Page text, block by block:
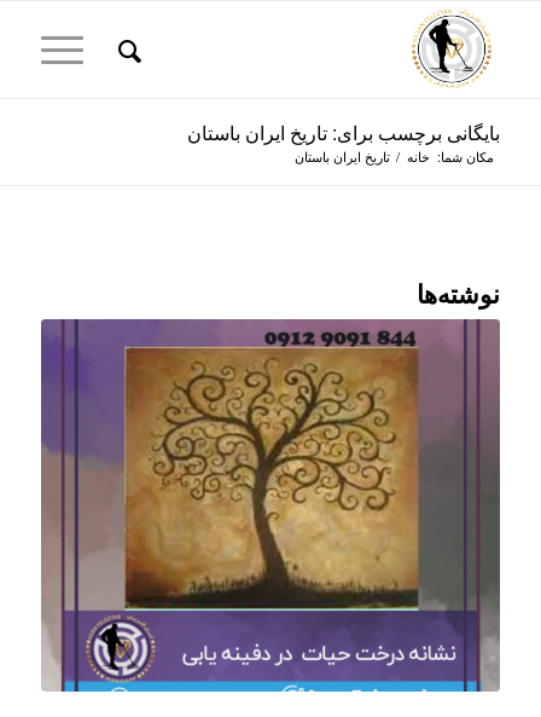
بایگانی برچسب برای: تاریخ ایران باستان
مکان شما: خانه / تاریخ ایران باستان
نوشته‌ها